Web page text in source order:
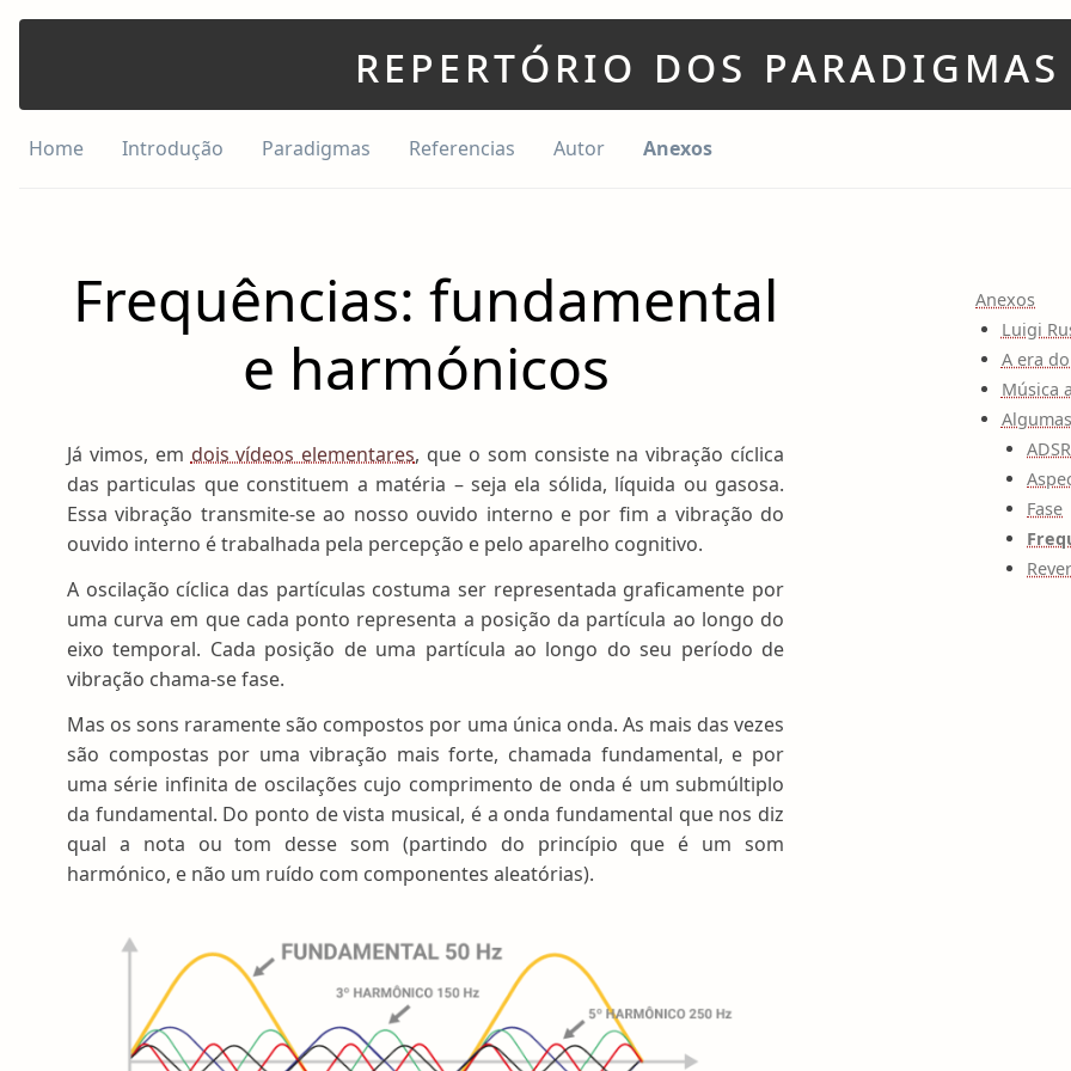
repertório dos paradigmas
Home Introdução Paradigmas Referencias Autor Current page:
Anexos
Frequências: fundamental
e harmónicos
Já vimos, em dois vídeos elementares, que o som consiste na vibração cíclica
das particulas que constituem a matéria – seja ela sólida, líquida ou gasosa.
Essa vibração transmite-se ao nosso ouvido interno e por fim a vibração do
ouvido interno é trabalhada pela percepção e pelo aparelho cognitivo.
A oscilação cíclica das partículas costuma ser representada graficamente por
uma curva em que cada ponto representa a posição da partícula ao longo do
eixo temporal. Cada posição de uma partícula ao longo do seu período de
vibração chama-se fase.
Mas os sons raramente são compostos por uma única onda. As mais das vezes
são compostas por uma vibração mais forte, chamada fundamental, e por
uma série infinita de oscilações cujo comprimento de onda é um submúltiplo
da fundamental. Do ponto de vista musical, é a onda fundamental que nos diz
qual a nota ou tom desse som (partindo do princípio que é um som
harmónico, e não um ruído com componentes aleatórias).
Anexos
Luigi
A era
Música
ADSR
Fase